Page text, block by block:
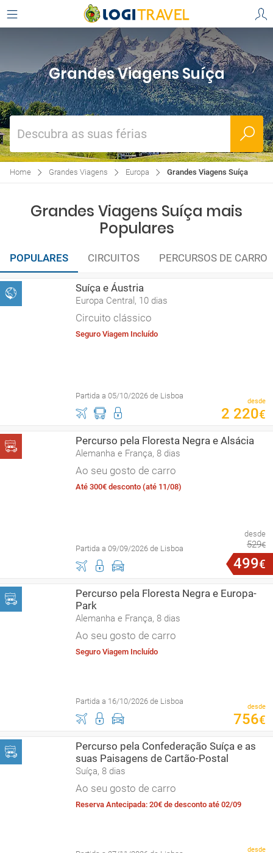
Grandes Viagens Suíça
Descubra as suas férias
Home Grandes Viagens Europa Grandes Viagens Suíça
Grandes Viagens Suíça mais
Populares
POPULARES CIRCUITOS PERCURSOS DE CARRO
Suíça e Áustria
Europa Central, 10 dias
Circuito clássico
Seguro Viagem Incluído
Partida a 05/10/2026 de Lisboa
desde
2 220€
Percurso pela Floresta Negra e Alsácia
Alemanha e França, 8 dias
Ao seu gosto de carro
Até 300€ desconto (até 11/08)
Partida a 09/09/2026 de Lisboa
desde
529€
499€
Percurso pela Floresta Negra e Europa-
Park
Alemanha e França, 8 dias
Ao seu gosto de carro
Seguro Viagem Incluído
Partida a 16/10/2026 de Lisboa
desde
756€
Percurso pela Confederação Suíça e as
suas Paisagens de Cartão-Postal
Suíça, 8 dias
Ao seu gosto de carro
Reserva Antecipada: 20€ de desconto até 02/09
desde